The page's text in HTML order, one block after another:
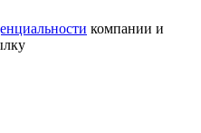
компании и